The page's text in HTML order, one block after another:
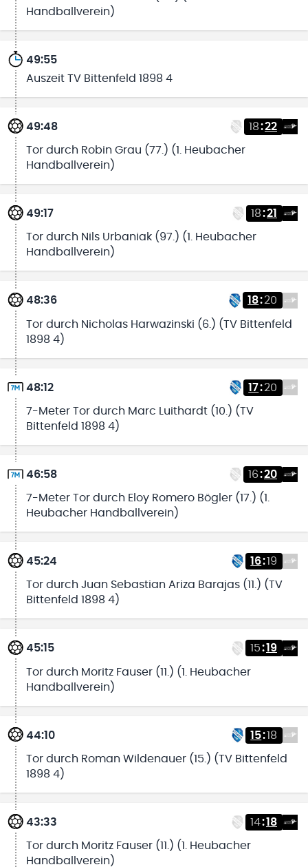
Handballverein)
49:55
Auszeit TV Bittenfeld 1898 4
49:48 18:22
Tor durch Robin Grau (77.) (1. Heubacher
Handballverein)
49:17 18:21
Tor durch Nils Urbaniak (97.) (1. Heubacher
Handballverein)
48:36 18:20
Tor durch Nicholas Harwazinski (6.) (TV Bittenfeld
1898 4)
48:12 17:20
7-Meter Tor durch Marc Luithardt (10.) (TV
Bittenfeld 1898 4)
46:58 16:20
7-Meter Tor durch Eloy Romero Bögler (17.) (1.
Heubacher Handballverein)
45:24 16:19
Tor durch Juan Sebastian Ariza Barajas (11.) (TV
Bittenfeld 1898 4)
45:15 15:19
Tor durch Moritz Fauser (11.) (1. Heubacher
Handballverein)
44:10 15:18
Tor durch Roman Wildenauer (15.) (TV Bittenfeld
1898 4)
43:33 14:18
Tor durch Moritz Fauser (11.) (1. Heubacher
Handballverein)